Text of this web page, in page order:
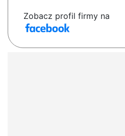
Zobacz profil firmy na